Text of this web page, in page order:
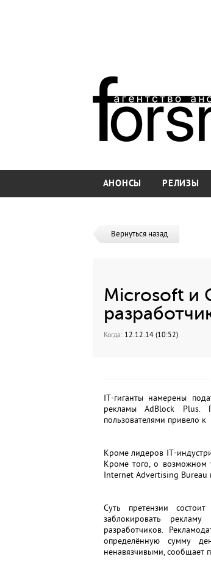
АНОНСЫ РЕЛИЗЫ
Вернуться назад
Microsoft и
Когда: 12.12.14 (10:52)
IT-гиганты намерены
рекламы AdBlock Plus.
пользователями привело
Кроме лидеров IT-
Кроме того, о возможном
Internet Advertising Bureau
Суть претензии
заблокировать
разработчиков.
определённую сумму
ненавязчивыми, сообщает